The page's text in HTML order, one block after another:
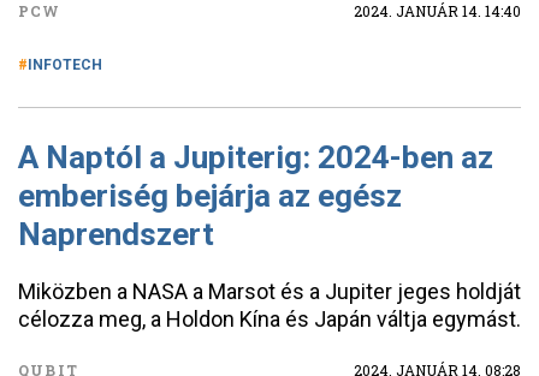
PCW 2024. JANUÁR 14. 14:40
INFOTECH
A Naptól a Jupiterig: 2024-ben az
emberiség bejárja az egész
Naprendszert
Miközben a NASA a Marsot és a Jupiter jeges holdját
célozza meg, a Holdon Kína és Japán váltja egymást.
QUBIT 2024. JANUÁR 14. 08:28